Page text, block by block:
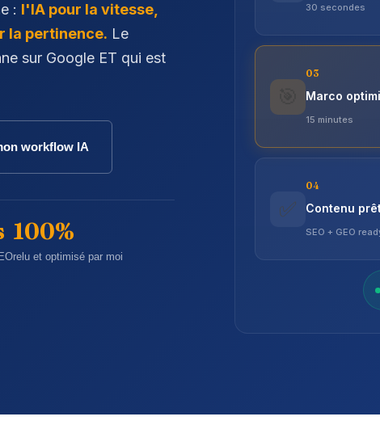
: l'IA pour la vitesse,
la pertinence. Le
sur Google ET qui est
workflow IA
100%
relu et optimisé par moi
30 secondes
03
Marco
15 minutes
✅
04
Contenu
SEO + GEO